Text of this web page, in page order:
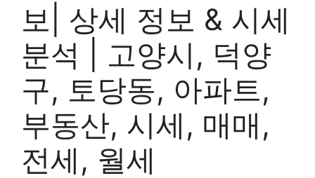
보| 상세 정보 & 시세
분석 | 고양시, 덕양
구, 토당동, 아파트,
부동산, 시세, 매매,
전세, 월세